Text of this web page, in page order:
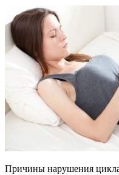
Причины нарушения